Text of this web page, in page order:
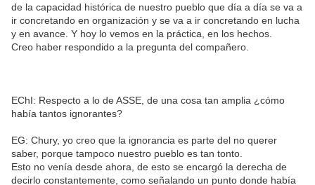
de la capacidad histórica de nuestro pueblo que día a día se va a
ir concretando en organización y se va a ir concretando en lucha
y en avance. Y hoy lo vemos en la práctica, en los hechos.
Creo haber respondido a la pregunta del compañero.
EChI: Respecto a lo de ASSE, de una cosa tan amplia ¿cómo
había tantos ignorantes?
EG: Chury, yo creo que la ignorancia es parte del no querer
saber, porque tampoco nuestro pueblo es tan tonto.
Esto no venía desde ahora, de esto se encargó la derecha de
decirlo constantemente, como señalando un punto donde había